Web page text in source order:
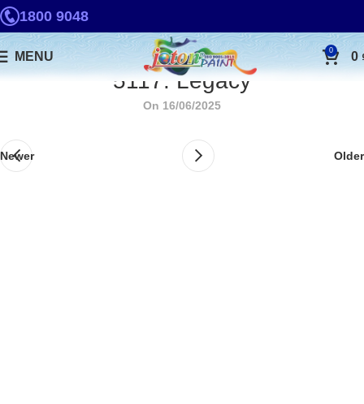
1800 9048
MENU 0 0
5117. Legacy
On 16/06/2025
Newer Older